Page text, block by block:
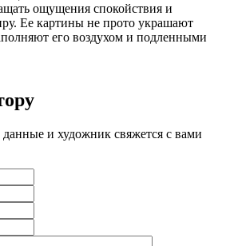
ощущения спокойствия и
Ее картины не прото украшают
его воздухом и подленными
и художник свяжется с вами